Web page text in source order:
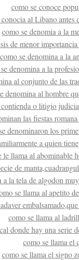
como se conoce
al Libano
como se denomia a la
de menor
como se denomina a la
denomina a la
al conjunto de las
denomina al hombre
o litigio
las fiestas
denominaron los
a quien
le llama al abominable
de
a la tela de algodon
se llama al apetito
como se llama al
donde hay una serie
como se llama el
como se llama el signo